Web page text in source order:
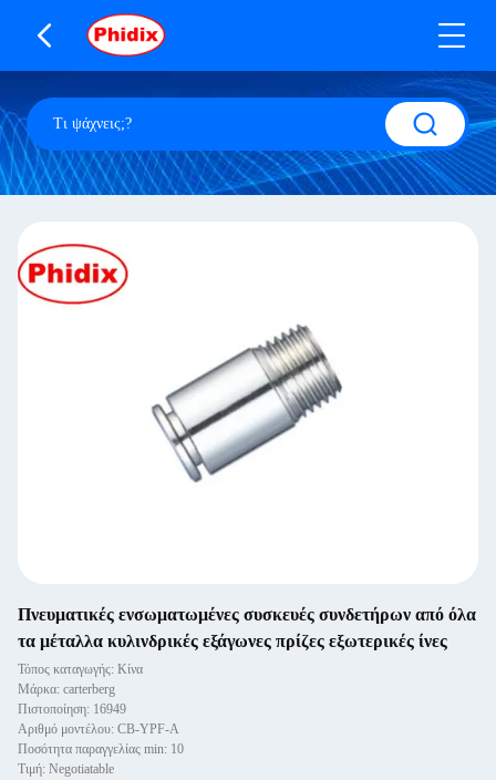
Πνευματικές ενσωματωμένες συσκευές συνδετήρων από όλα
τα μέταλλα κυλινδρικές εξάγωνες πρίζες εξωτερικές ίνες
Τόπος καταγωγής: Κίνα
Μάρκα: carterberg
Πιστοποίηση: 16949
Αριθμό μοντέλου: CB-YPF-A
Ποσότητα παραγγελίας min: 10
Τιμή: Negotiatable